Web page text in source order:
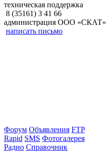
техническая поддержка
8 (35161) 3 41 66
администрация ООО «СКАТ»
написать письмо
Форум Объявления FTP
Rapid SMS Фотогалерея
Радио Справочник